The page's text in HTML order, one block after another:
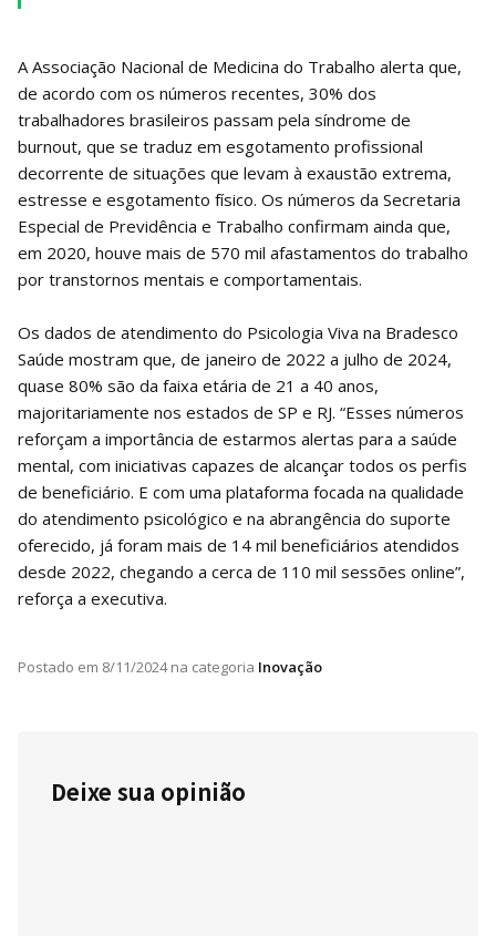
A Associação Nacional de Medicina do Trabalho alerta que,
de acordo com os números recentes, 30% dos
trabalhadores brasileiros passam pela síndrome de
burnout, que se traduz em esgotamento profissional
decorrente de situações que levam à exaustão extrema,
estresse e esgotamento físico. Os números da Secretaria
Especial de Previdência e Trabalho confirmam ainda que,
em 2020, houve mais de 570 mil afastamentos do trabalho
por transtornos mentais e comportamentais.
Os dados de atendimento do Psicologia Viva na Bradesco
Saúde mostram que, de janeiro de 2022 a julho de 2024,
quase 80% são da faixa etária de 21 a 40 anos,
majoritariamente nos estados de SP e RJ. “Esses números
reforçam a importância de estarmos alertas para a saúde
mental, com iniciativas capazes de alcançar todos os perfis
de beneficiário. E com uma plataforma focada na qualidade
do atendimento psicológico e na abrangência do suporte
oferecido, já foram mais de 14 mil beneficiários atendidos
desde 2022, chegando a cerca de 110 mil sessões online”,
reforça a executiva.
Postado em 8/11/2024na categoria Inovação
Deixe sua opinião